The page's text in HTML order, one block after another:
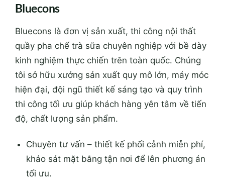
Bluecons
Bluecons là đơn vị sản xuất, thi công nội thất
quầy pha chế trà sữa chuyên nghiệp với bề dày
kinh nghiệm thực chiến trên toàn quốc. Chúng
tôi sở hữu xưởng sản xuất quy mô lớn, máy móc
hiện đại, đội ngũ thiết kế sáng tạo và quy trình
thi công tối ưu giúp khách hàng yên tâm về tiến
độ, chất lượng sản phẩm.
Chuyên tư vấn – thiết kế phối cảnh miễn phí,
khảo sát mặt bằng tận nơi để lên phương án
tối ưu.